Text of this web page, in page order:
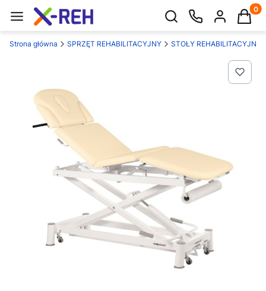
Otwórz wyszukiwarkę
Strona główna SPRZĘT REHABILITACYJNY STOŁY REHABILITACYJNE